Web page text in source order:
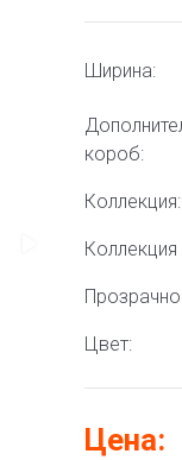
Ширина:
короб:
Коллекция:
Коллекция
Цвет:
Цена: